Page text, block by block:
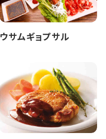
ウサムギョプサル